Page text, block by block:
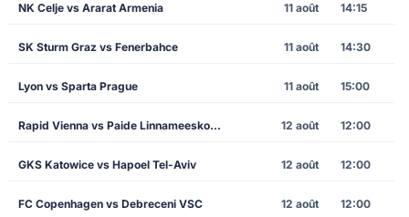
NK Celje vs Ararat Armenia 11 août 14:15
SK Sturm Graz vs Fenerbahce 11 août 14:30
Lyon vs Sparta Prague 11 août 15:00
Rapid Vienna vs Paide Linnameeskond 12 août 12:00
GKS Katowice vs Hapoel Tel-Aviv 12 août 12:00
FC Copenhagen vs Debreceni VSC 12 août 12:00